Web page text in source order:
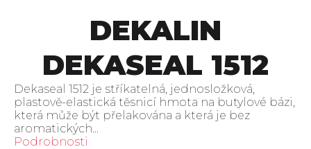
DEKALIN
DEKASEAL 1512
Dekaseal 1512 je stříkatelná, jednosložková,
plastově-elastická těsnicí hmota na butylové bázi,
která může být přelakována a která je bez
aromatických...
Podrobnosti